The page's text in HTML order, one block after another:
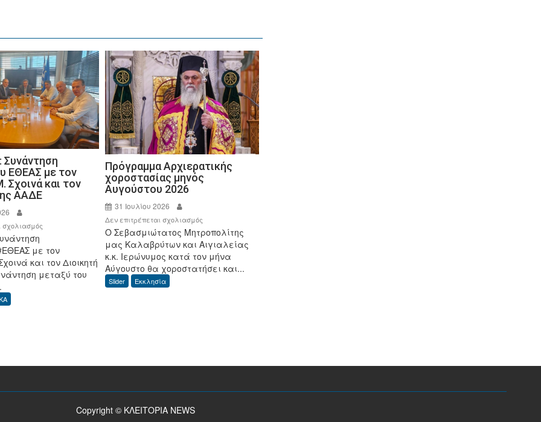
ΕΘΕΑΣ με τον
Σχοινά και τον
ΑΑΔΕ
σχολιασμός
2026:
Συνάντηση
Προεδρείου
με τον
και τον Διοικητή
μεταξύ του
Πρόγραμμα Αρχιερατικής
χοροστασίας μηνός
Αυγούστου 2026
31 Ιουλίου 2026
Δεν επιτρέπεται σχολιασμός
Πρόγραμμα
Αρχιερατικής
χοροστασίας
μηνός
Ο Σεβασμιώτατος Μητροπολίτης
μας Καλαβρύτων και Αιγιαλείας
κ.κ. Ιερώνυμος κατά τον μήνα
Αύγουστο θα χοροστατήσει και...
Slider Εκκλησία
Copyright © ΚΛΕΙΤΟΡΙΑ NEWS